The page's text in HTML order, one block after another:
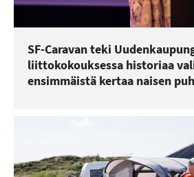
SF-Caravan teki
liittokokouksessa historiaa
ensimmäistä kertaa naisen